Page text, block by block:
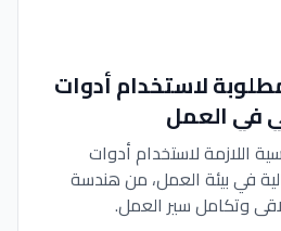
لاستخدام أدوات
في العمل
اللازمة لاستخدام أدوات
في بيئة العمل، من هندسة
وتكامل سير العمل.